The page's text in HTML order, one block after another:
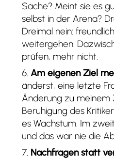
Sache? Meint sie es
selbst in der Arena?
Dreimal nein:
weitergehen.
prüfen, mehr nicht.
Am eigenen Ziel
änderst, eine letzte
Änderung zu meinem
Beruhigung des
es Wachstum. Im
und das war nie die
Nachfragen statt